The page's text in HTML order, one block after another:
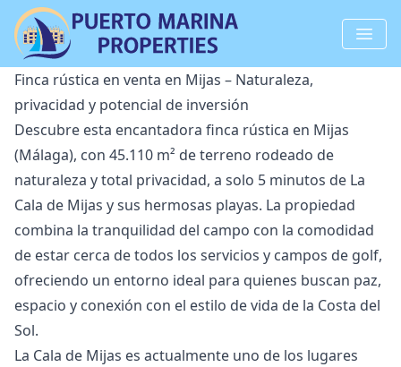
Finca rústica en venta en Mijas – Naturaleza,
privacidad y potencial de inversión
Descubre esta encantadora finca rústica en Mijas
(Málaga), con 45.110 m² de terreno rodeado de
naturaleza y total privacidad, a solo 5 minutos de La
Cala de Mijas y sus hermosas playas. La propiedad
combina la tranquilidad del campo con la comodidad
de estar cerca de todos los servicios y campos de golf,
ofreciendo un entorno ideal para quienes buscan paz,
espacio y conexión con el estilo de vida de la Costa del
Sol.
La Cala de Mijas es actualmente uno de los lugares